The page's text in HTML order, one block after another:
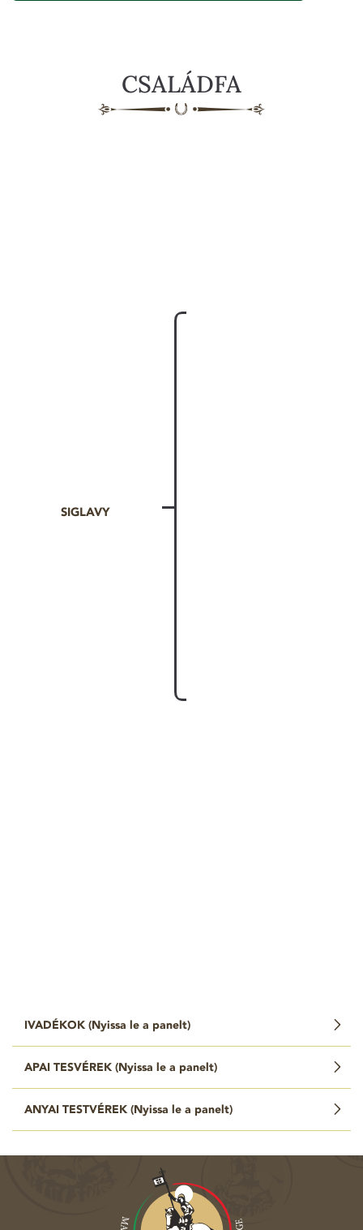
CSALÁDFA
SIGLAVY
IVADÉKOK ( Nyissa le a panelt)
APAI TESVÉREK ( Nyissa le a panelt)
ANYAI TESTVÉREK ( Nyissa le a panelt)